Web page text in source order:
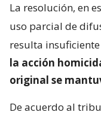
La resolución, en
uso parcial de
resulta insuficiente
la acción
original se
De acuerdo al